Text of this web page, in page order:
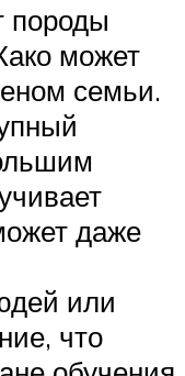
породы
может
семьи.
даже
или
что